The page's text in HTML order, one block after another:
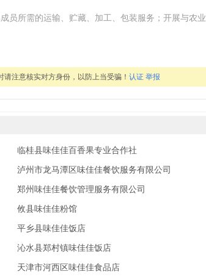
员所需的运输、贮藏、加工、包装服务；开展与农业
注意核实对方身份，以防上当受骗！ 认证 举报
临桂县味佳佳百香果专业合作社
泸州市龙马潭区味佳佳餐饮服务有限公司
郑州味佳佳餐饮管理服务有限公司
攸县味佳佳粉馆
平乡县味佳佳饭店
沁水县郑村镇味佳佳饭店
天津市河西区味佳佳食品店